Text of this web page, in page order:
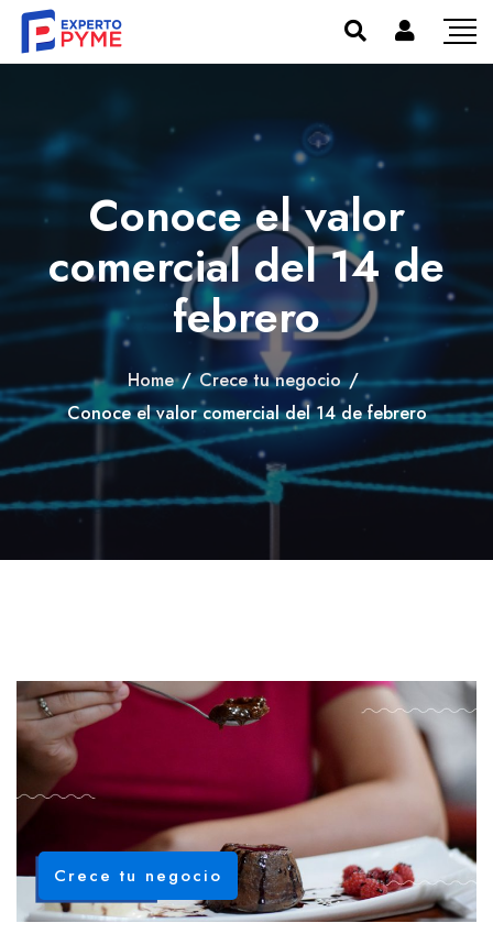
Conoce el valor
comercial del 14 de
febrero
Home / Crece tu negocio /
Conoce el valor comercial del 14 de febrero
Crece tu negocio